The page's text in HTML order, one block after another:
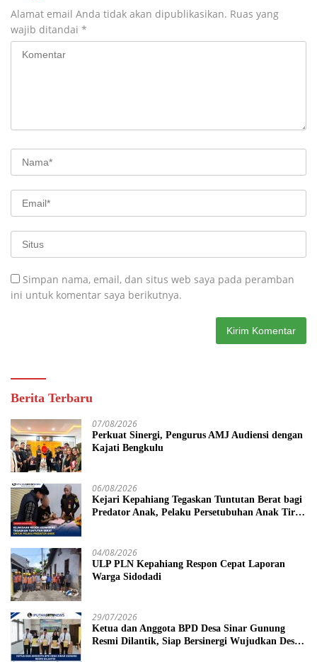
Alamat email Anda tidak akan dipublikasikan. Ruas yang
wajib ditandai *
Simpan nama, email, dan situs web saya pada peramban
ini untuk komentar saya berikutnya.
Berita Terbaru
07/08/2026
Perkuat Sinergi, Pengurus AMJ Audiensi dengan
Kajati Bengkulu
06/08/2026
Kejari Kepahiang Tegaskan Tuntutan Berat bagi
Predator Anak, Pelaku Persetubuhan Anak Tiri
04/08/2026
ULP PLN Kepahiang Respon Cepat Laporan
Warga Sidodadi
29/07/2026
Ketua dan Anggota BPD Desa Sinar Gunung
Resmi Dilantik, Siap Bersinergi Wujudkan Desa